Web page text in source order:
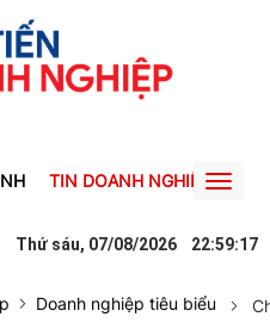
TIN DOANH NGHIỆP Toggle
Người phụ nữ ở Hưng Yên
Thứ sáu, 07/08/2026 22:59:17
Doanh nghiệp tiêu biểu